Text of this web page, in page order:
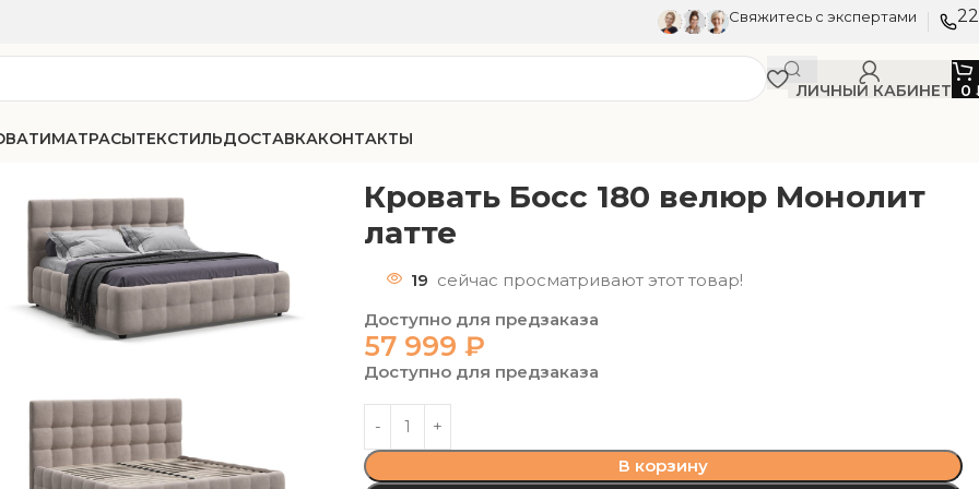
Свяжитесь с экспертами
ЛИЧНЫЙ КАБИНЕТ 0
МАТРАСЫТЕКСТИЛЬДОСТАВКАКОНТАКТЫ
Кровать Босс 180 велюр Монолит
латте
19 сейчас просматривают этот товар!
Доступно для предзаказа
57 999₽
Доступно для предзаказа
В корзину